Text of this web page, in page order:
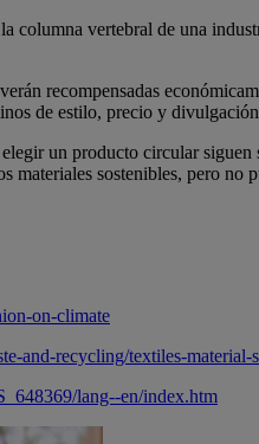
columna vertebral de una
recompensadas
de estilo, precio y
un producto circular
sostenibles, pero
on-climate
and-recycling/textiles-material-
lang--en/index.htm